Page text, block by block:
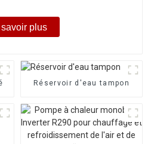
savoir plus
Réservoir d'eau tampon